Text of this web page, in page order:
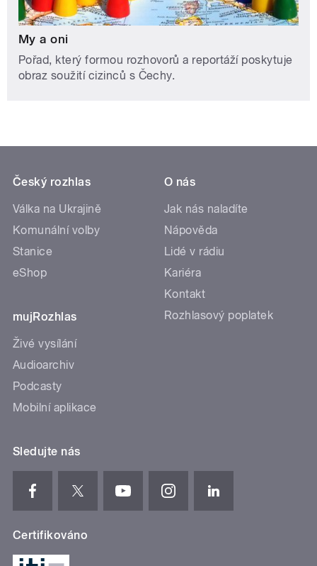
My a oni
Pořad, který formou rozhovorů a reportáží poskytuje
obraz soužití cizinců s Čechy.
Český rozhlas
Válka na Ukrajině
Komunální volby
Stanice
eShop
mujRozhlas
Živé vysílání
Audioarchiv
Podcasty
Mobilní aplikace
O nás
Jak nás naladíte
Nápověda
Lidé v rádiu
Kariéra
Kontakt
Rozhlasový poplatek
Sledujte nás
Certifikováno